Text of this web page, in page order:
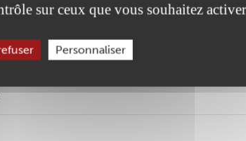
sur ceux que vous souhaitez activer
Personnaliser